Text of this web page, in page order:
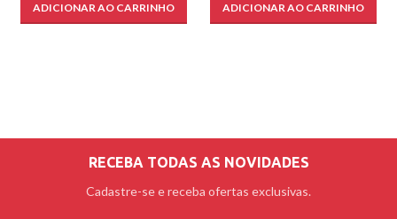
ADICIONAR AO CARRINHO ADICIONAR AO CARRINHO
RECEBA TODAS AS NOVIDADES
Cadastre-se e receba ofertas exclusivas.